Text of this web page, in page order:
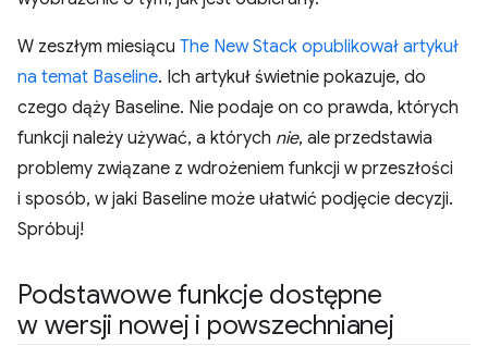
W zeszłym miesiącu The New Stack opublikował artykuł
na temat Baseline. Ich artykuł świetnie pokazuje, do
czego dąży Baseline. Nie podaje on co prawda, których
funkcji należy używać, a których nie, ale przedstawia
problemy związane z wdrożeniem funkcji w przeszłości
i sposób, w jaki Baseline może ułatwić podjęcie decyzji.
Spróbuj!
Podstawowe funkcje dostępne
w wersji nowej i powszechnianej